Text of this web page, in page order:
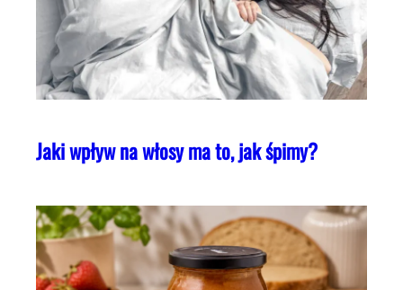
Jaki wpływ na włosy ma to, jak śpimy?